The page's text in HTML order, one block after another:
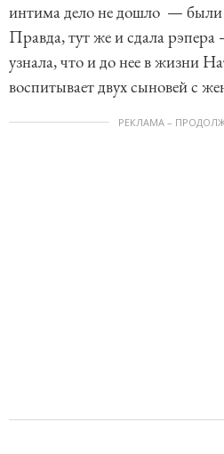
интима дело не дошло — были
Правда, тут же и сдала рэпера
узнала, что и до нее в жизни
воспитывает двух сыновей с
РЕКЛАМА –